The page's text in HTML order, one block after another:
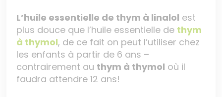
L’huile essentielle de thym à linalol est
plus douce que l’huile essentielle de thym
à thymol, de ce fait on peut l’utiliser chez
les enfants à partir de 6 ans –
contrairement au thym à thymol où il
faudra attendre 12 ans!